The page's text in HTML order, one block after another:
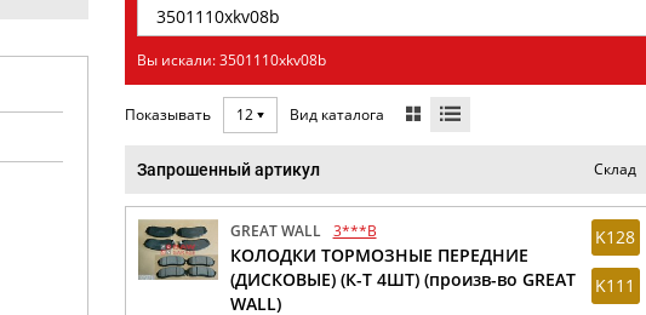
Вы искали: 3501110xkv08b
Показывать 12 Вид каталога
Запрошенный артикул Склад
GREAT WALL 3***B
КОЛОДКИ ТОРМОЗНЫЕ ПЕРЕДНИЕ
(ДИСКОВЫЕ) (К-Т 4ШТ) (произв-во GREAT
WALL)
K128
K111